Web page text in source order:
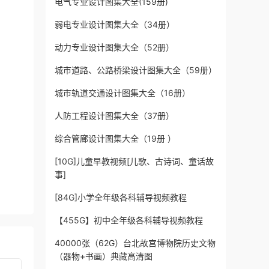
弱电专业设计图集大全（34册）
动力专业设计图集大全（52册）
城市道路、公路桥梁设计图集大全（59册）
城市轨道交通设计图集大全（16册）
人防工程设计图集大全（37册）
综合管廊设计图集大全（19册 ）
[10G]儿童早教视频[儿歌、古诗词、童话故
事]
[84G]小学全年级各科辅导视频教程
【455G】初中全年级各科辅导视频教程
40000张（62G）台北故宫博物院历史文物
（器物+书画）典藏高清图